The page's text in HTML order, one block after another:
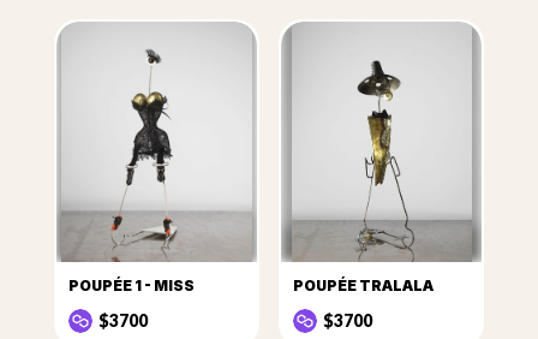
POUPÉE 1 - MISS
$3700
POUPÉE TRALALA
$3700